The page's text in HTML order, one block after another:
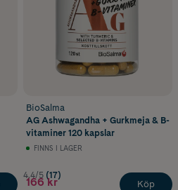
BioSalma
AG Ashwagandha + Gurkmeja & B-
vitaminer 120 kapslar
FINNS I LAGER
4.4/5 (17)
166 kr Köp